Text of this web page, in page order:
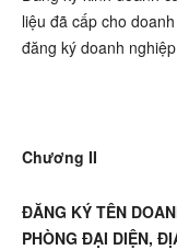
liệu đã cấp cho
đăng ký doanh
Chương II
ĐĂNG KÝ TÊN
PHÒNG ĐẠI DIỆN,